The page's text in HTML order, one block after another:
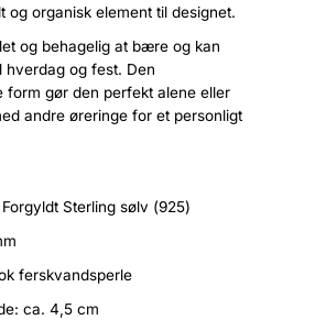
og organisk element til designet.
og behagelig at bære og kan
hverdag og fest. Den
form gør den perfekt alene eller
andre øreringe for et personligt
Sterling sølv (925)
ferskvandsperle
ca. 4,5 cm